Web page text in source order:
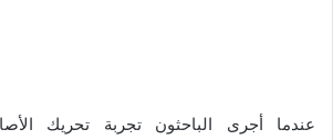
عندما أجرى الباحثون تجربة تحريك